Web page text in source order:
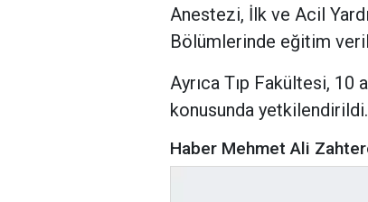
Anestezi, İlk ve Acil
Bölümlerinde eğitim
Ayrıca Tıp Fakültesi, 10
konusunda yetkilendirildi.
Haber Mehmet Ali